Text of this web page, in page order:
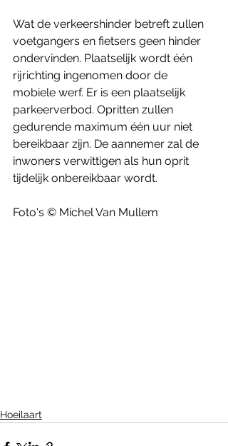
Wat de verkeershinder betreft zullen
voetgangers en fietsers geen hinder
ondervinden. Plaatselijk wordt één
rijrichting ingenomen door de
mobiele werf. Er is een plaatselijk
parkeerverbod. Opritten zullen
gedurende maximum één uur niet
bereikbaar zijn. De aannemer zal de
inwoners verwittigen als hun oprit
tijdelijk onbereikbaar wordt.
Foto's © Michel Van Mullem
Hoeilaart